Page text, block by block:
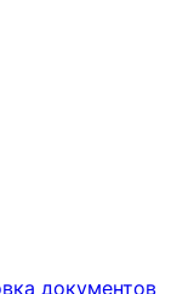
документов